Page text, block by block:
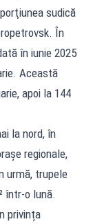
sudică
În
în iunie 2025
Această
apoi la 144
la nord, în
regionale,
urmă, trupele
într-o lună.
privința